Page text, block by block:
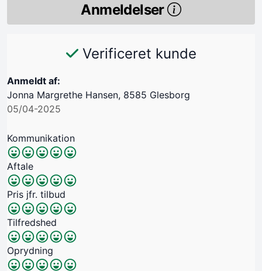
Anmeldelser
Verificeret kunde
Anmeldt af:
Jonna Margrethe Hansen, 8585 Glesborg
05/04-2025
Kommunikation
Aftale
Pris jfr. tilbud
Tilfredshed
Oprydning